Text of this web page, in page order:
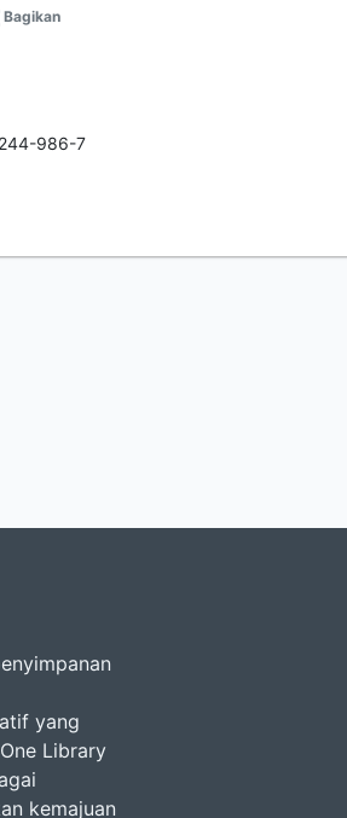
Bagikan
986-7
yang
Library
kemajuan